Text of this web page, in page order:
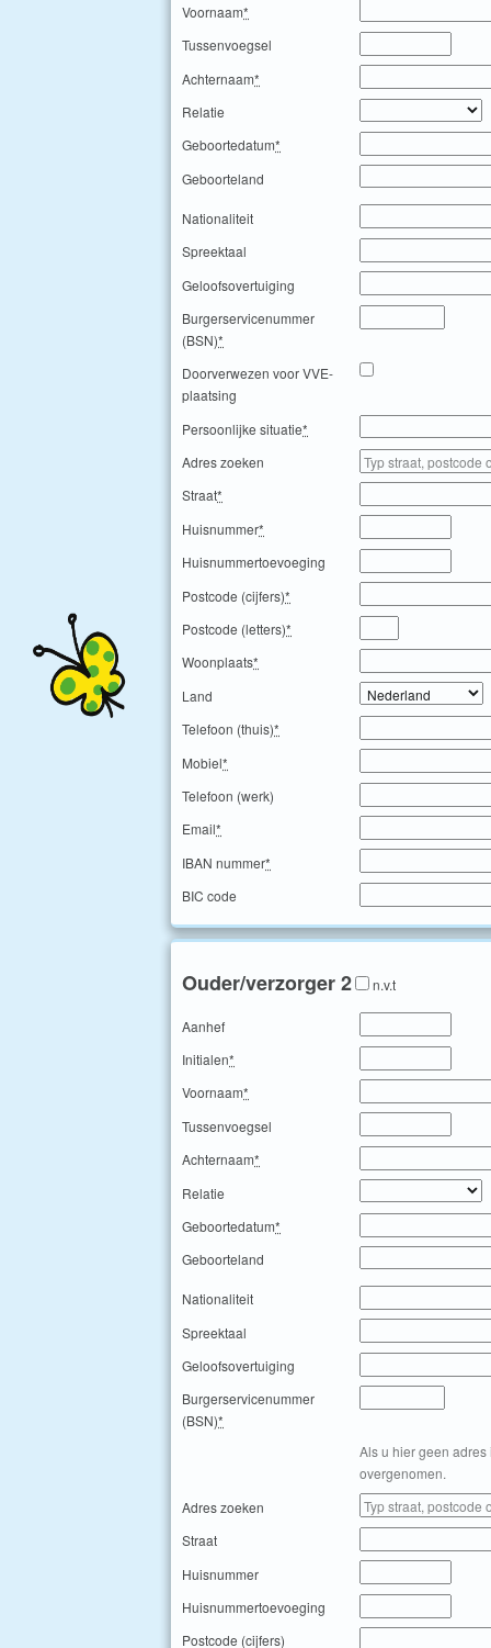
Voornaam*
Tussenvoegsel
Achternaam*
Relatie
Geboortedatum*
Geboorteland
Nationaliteit
Spreektaal
Geloofsovertuiging
Burgerservicenummer
(BSN)*
Doorverwezen voor VVE-
plaatsing
Persoonlijke situatie*
Adres zoeken
Straat*
Huisnummer*
Huisnummertoevoeging
Postcode (cijfers)*
Postcode (letters)*
Woonplaats*
Land
Telefoon (thuis)*
Mobiel*
Telefoon (werk)
Email*
IBAN nummer*
BIC code
Ouder/verzorger 2 n.v.t
Aanhef
Initialen*
Voornaam*
Tussenvoegsel
Achternaam*
Relatie
Geboortedatum*
Geboorteland
Nationaliteit
Spreektaal
Geloofsovertuiging
Burgerservicenummer
(BSN)*
Als u hier geen
overgenomen.
Adres zoeken
Straat
Huisnummer
Huisnummertoevoeging
Postcode (cijfers)